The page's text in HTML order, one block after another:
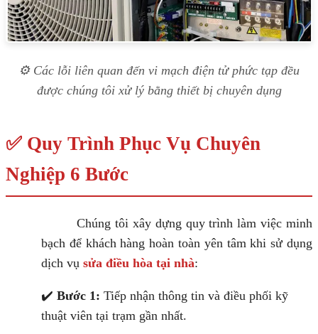
⚙️ Các lỗi liên quan đến vi mạch điện tử phức tạp đều
được chúng tôi xử lý bằng thiết bị chuyên dụng
✅ Quy Trình Phục Vụ Chuyên
Nghiệp 6 Bước
Chúng tôi xây dựng quy trình làm việc minh
bạch để khách hàng hoàn toàn yên tâm khi sử dụng
dịch vụ sửa điều hòa tại nhà:
✔️ Bước 1: Tiếp nhận thông tin và điều phối kỹ
thuật viên tại trạm gần nhất.